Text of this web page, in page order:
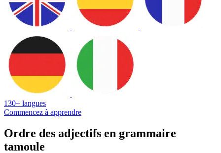
130+ langues
Commencez à apprendre
Ordre des adjectifs en grammaire
tamoule